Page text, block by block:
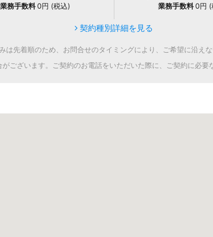
業務手数料0円 (税込)
業務手数料0円 (
契約種別詳細を見る
先着順のため、お問合せのタイミングにより、ご希望に沿え
ございます。ご契約のお電話をいただいた際に、ご契約に必要